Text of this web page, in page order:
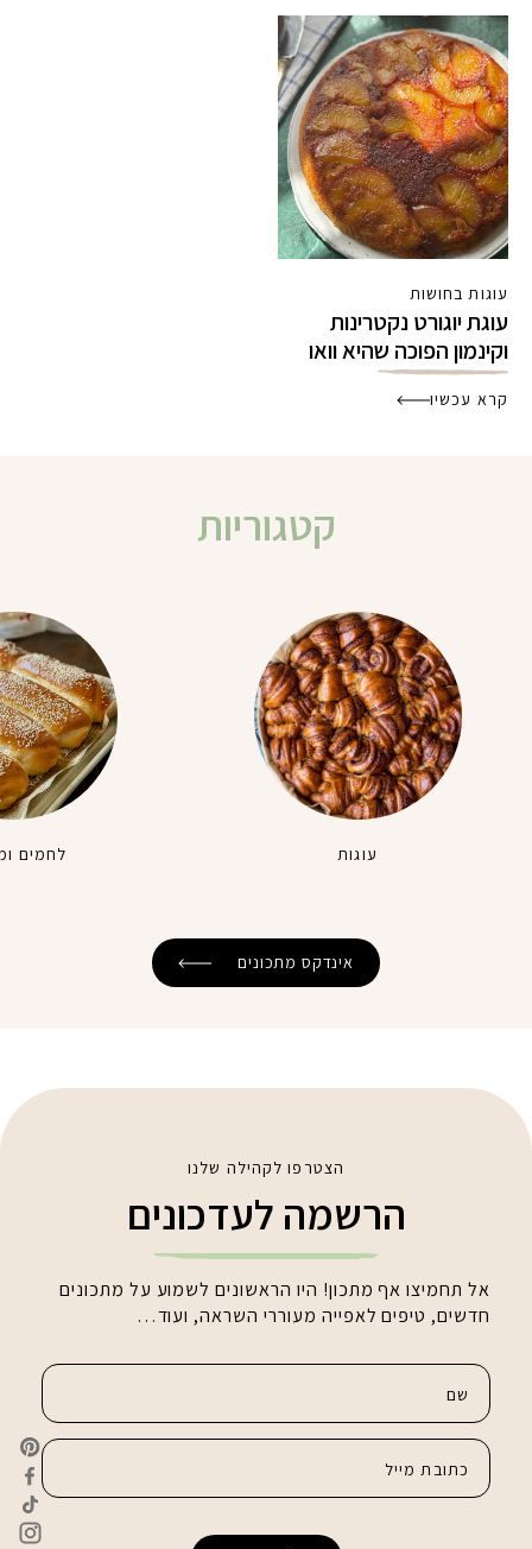
עוגות בחושות
עוגת יוגורט נקטרינות
וקינמון הפוכה שהיא וואו
קרא עכשיו
קטגוריות
עוגות לחמים
אינדקס מתכונים
הצטרפו לקהילה שלנו
הרשמה לעדכונים
אל תחמיצו אף מתכון! היו הראשונים לשמוע על מתכונים
חדשים, טיפים לאפייה מעוררי השראה, ועוד…